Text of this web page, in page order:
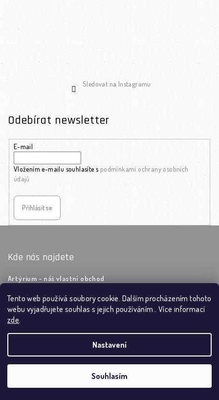
Tento web používá soubory cookie. Dalším procházením tohoto
webu vyjadřujete souhlas s jejich používáním.. Více informací
zde.
Nastavení
Souhlasím
Sledovat na Instagramu
Odebírat newsletter
E-mail
Vložením e-mailu souhlasíte s podmínkami ochrany osobních
údajů
Přihlásit se
Kde nás najdete
Artýrium - náš vlastní obchod
Informace pro vás
Obchodní podmínky